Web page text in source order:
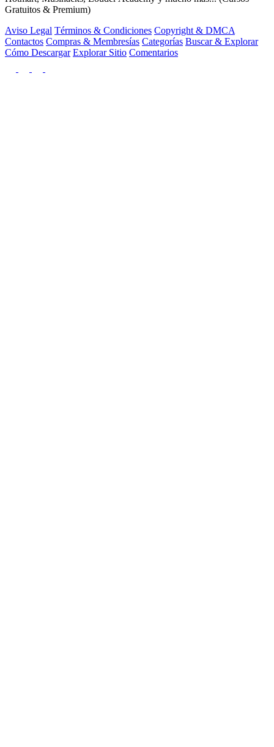
Gratuitos & Premium)
Aviso Legal Términos & Condiciones Copyright & DMCA
Contactos Compras & Membresías Categorías Buscar & Explorar
Cómo Descargar Explorar Sitio Comentarios